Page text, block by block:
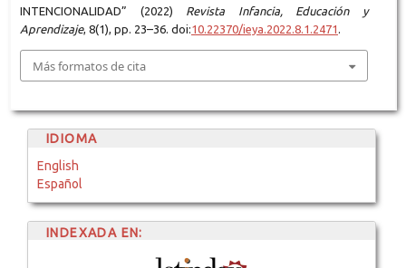
INTENCIONALIDAD” (2022) Revista Infancia, Educación y
Aprendizaje, 8(1), pp. 23–36. doi:10.22370/ieya.2022.8.1.2471 .
Más formatos de cita
IDIOMA
English
Español
INDEXADA EN: